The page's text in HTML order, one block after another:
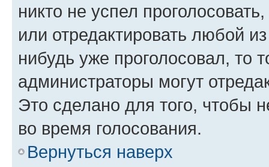
никто не успел
или отредактировать любой
нибудь уже проголосовал, то
администраторы могут
Это сделано для того, чтобы
во время голосования.
Вернуться наверх